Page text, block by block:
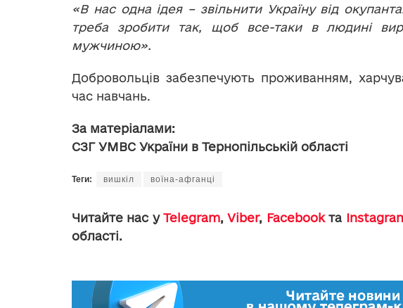
«В нас одна ідея – звільнити Україну від
треба зробити так, щоб все-таки в людині
мужчиною».
Добровольців забезпечують проживанням,
час навчань.
За матеріалами:
СЗГ УМВС України в Тернопільській області
Теги: вишкіл воїна-афганці
Читайте нас уTelegram,Viber, Facebookта
області.